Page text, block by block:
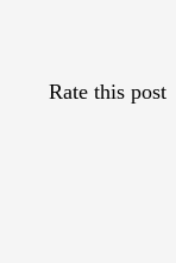
Rate this post